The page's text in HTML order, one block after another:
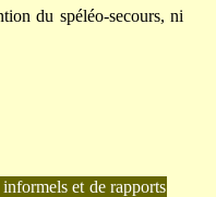
du spéléo-secours, ni
et de rapports